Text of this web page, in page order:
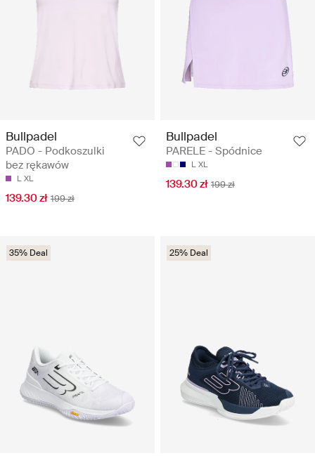
Bullpadel
PADO - Podkoszulki
bez rękawów
L XL
139.30 zł 199 zł
Bullpadel
PARELE - Spódnice
L XL
139.30 zł 199 zł
35% Deal 25% Deal